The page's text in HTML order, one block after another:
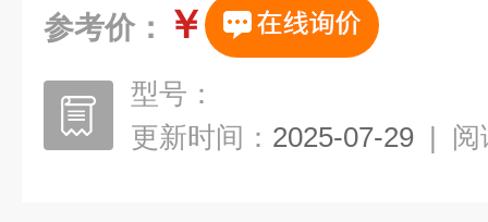
参考价： ￥
型号：
更新时间： 2025-07-29 | 阅